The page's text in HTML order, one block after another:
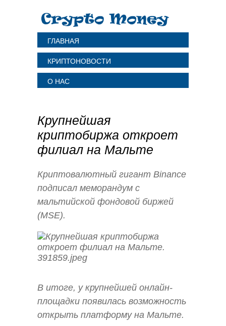
ГЛАВНАЯ
КРИПТОНОВОСТИ
О НАС
Крупнейшая
криптобиржа откроет
филиал на Мальте
Криптовалютный гигант Binance
подписал меморандум с
мальтийской фондовой биржей
(MSE).
В итоге, у крупнейшей онлайн-
площадки появилась возможность
открыть платформу на Мальте.